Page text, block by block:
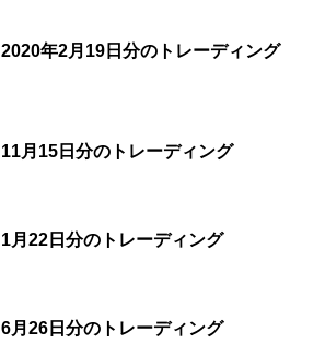
2020年2月19日分のトレーディング
11月15日分のトレーディング
1月22日分のトレーディング
6月26日分のトレーディング